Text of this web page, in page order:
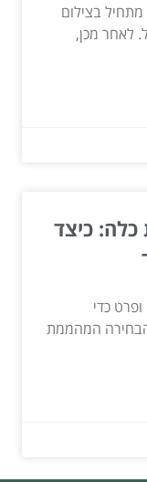
התהליך מתחיל בצילום
לאחר מכן,
כיצד
כדי
המהממת